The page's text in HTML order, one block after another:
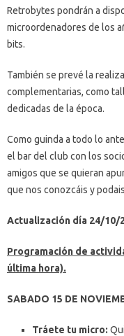
Retrobytes pondrán a
microordenadores de los
bits.
También se prevé la
complementarias, como
dedicadas de la época.
Como guinda a todo lo
el bar del club con los
amigos que se quieran
que nos conozcáis y
Actualización día 24/10/
Programación de
última hora).
SABADO 15 DE
Tráete tu micro: